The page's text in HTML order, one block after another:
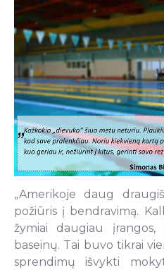
„Amerikoje daug
požiūris į bendravimą.
žymiai daugiau
baseinų. Tai buvo tikrai
sprendimų išvykti